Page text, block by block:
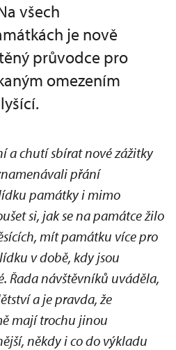
všech
je nově
průvodce pro
omezením
a chutí sbírat nové zážitky
přání
památky i mimo
si, jak se na památce žilo
mít památku více pro
v době, kdy jsou
Řada návštěvníků uváděla,
a je pravda, že
mají trochu jinou
někdy i co do výkladu